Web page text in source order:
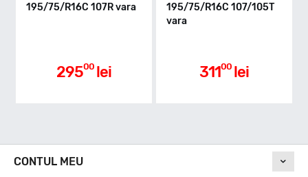
C
107R vara
195/75/R16C 107/105T
195/75/R16C
CONTUL MEU